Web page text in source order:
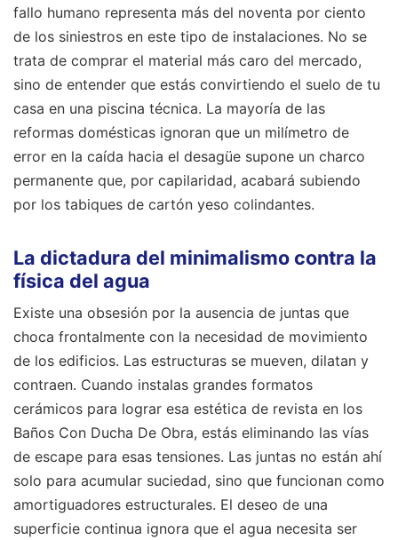
fallo humano representa más del noventa por ciento
de los siniestros en este tipo de instalaciones. No se
trata de comprar el material más caro del mercado,
sino de entender que estás convirtiendo el suelo de tu
casa en una piscina técnica. La mayoría de las
reformas domésticas ignoran que un milímetro de
error en la caída hacia el desagüe supone un charco
permanente que, por capilaridad, acabará subiendo
por los tabiques de cartón yeso colindantes.
La dictadura del minimalismo contra la
física del agua
Existe una obsesión por la ausencia de juntas que
choca frontalmente con la necesidad de movimiento
de los edificios. Las estructuras se mueven, dilatan y
contraen. Cuando instalas grandes formatos
cerámicos para lograr esa estética de revista en los
Baños Con Ducha De Obra, estás eliminando las vías
de escape para esas tensiones. Las juntas no están ahí
solo para acumular suciedad, sino que funcionan como
amortiguadores estructurales. El deseo de una
superficie continua ignora que el agua necesita ser